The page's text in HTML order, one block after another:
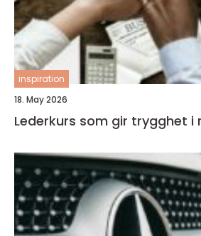
inspiration
18. May 2026
Lederkurs som gir trygghet i